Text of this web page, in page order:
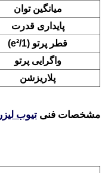
میانگین توان
پایداری قدرت
قطر پرتو (1/e²)
واگرایی پرتو
پلاریزشن
مشخصات فنی تیوب لیزر